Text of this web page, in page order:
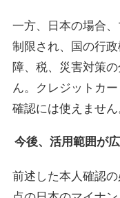
一方、日本の場合
制限され、国の行
障、税、災害対策
ん。クレジットカ
確認には使えません
今後、活用範囲が
前述した本人確認